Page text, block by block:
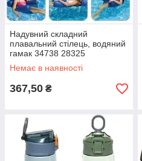
Надувний складний
плавальний стілець, водяний
гамак 34738 28325
Немає в наявності
367,50 ₴